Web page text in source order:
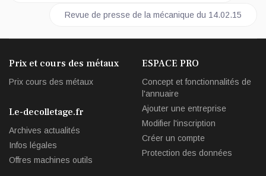
Article suivant : Revue de presse de la mécanique
Revue de presse de la mécanique du 14.02.15
Prix et cours des métaux
Prix cours des métaux
Le-decolletage.fr
Archives actualités
Infos légales
Offres machines outils
ESPACE PRO
Concept et fonctionnalités de
l'annuaire
Ajouter une entreprise
Modifier l'inscription
Créer un compte
Protection des données